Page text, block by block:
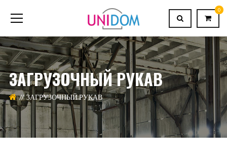
0
ЗАГРУЗОЧНЫЙ РУКАВ
ЗАГРУЗОЧНЫЙ РУКАВ